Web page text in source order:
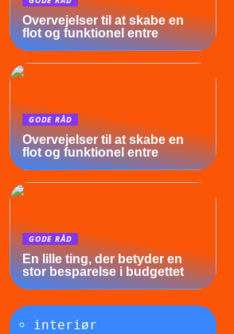
Overvejelser til at skabe en
flot og funktionel entre
GODE RÅD
Overvejelser til at skabe en
flot og funktionel entre
GODE RÅD
En lille ting, der betyder en
stor besparelse i budgettet
interiør